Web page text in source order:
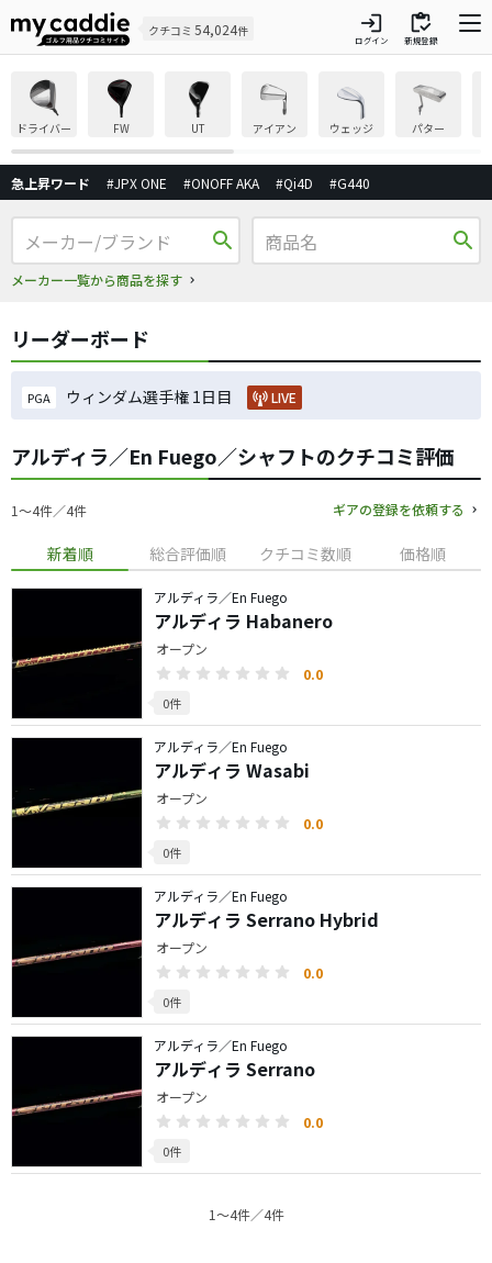
クチコミ 54,024件 login
ログイン
inventory
新規登録
ドライバー FW UT アイアン ウェッジ パター
急上昇ワード #JPX ONE #ONOFF AKA #Qi4D #G440
search
メーカー一覧から商品を探す
search
リーダーボード
PGA ウィンダム選手権 1日目 LIVE
アルディラ／En Fuego／シャフトのクチコミ評価
1〜4件／4件 ギアの登録を依頼する
新着順 総合評価順 クチコミ数順 価格順
アルディラ／En Fuego
アルディラ Habanero
オープン
0.0
0件
アルディラ／En Fuego
アルディラ Wasabi
オープン
0.0
0件
アルディラ／En Fuego
アルディラ Serrano Hybrid
オープン
0.0
0件
アルディラ／En Fuego
アルディラ Serrano
オープン
0.0
0件
1〜4件／4件